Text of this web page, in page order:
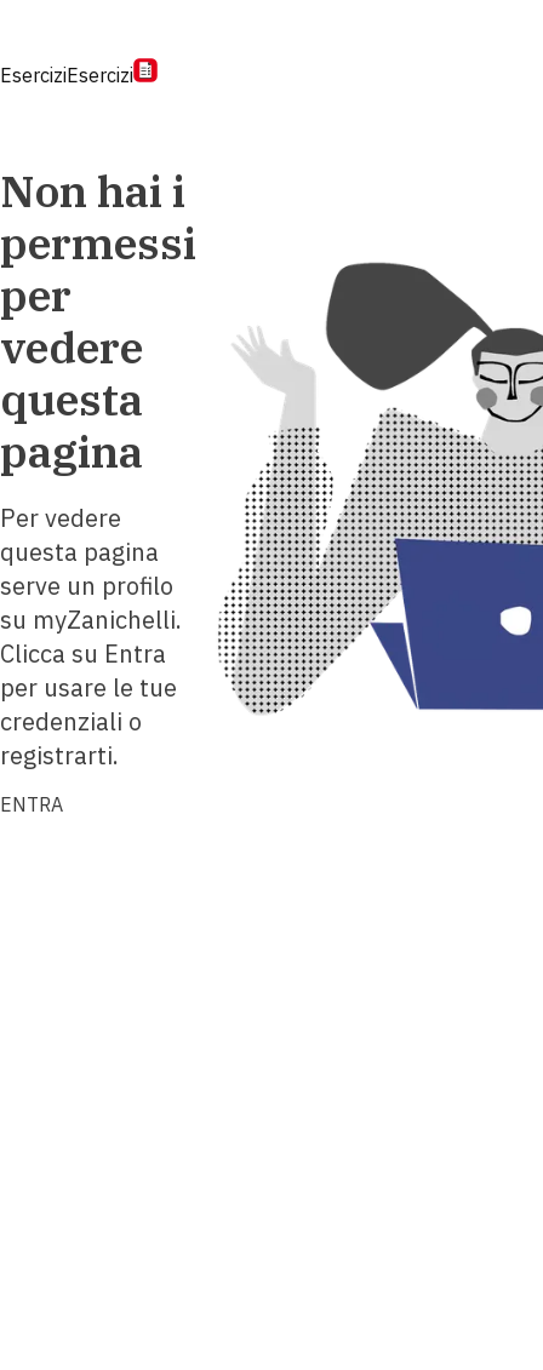
EserciziEsercizi
Non hai i
permessi
per
vedere
questa
pagina
Per vedere
questa pagina
serve un profilo
su myZanichelli.
Clicca su Entra
per usare le tue
credenziali o
registrarti.
ENTRA